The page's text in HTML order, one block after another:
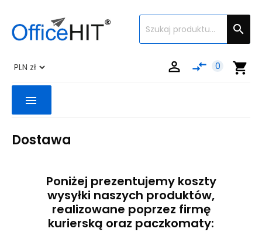

shopping_cart
compare_arrows 0

menu
Dostawa
Poniżej prezentujemy koszty
wysyłki naszych produktów,
realizowane poprzez firmę
kurierską oraz paczkomaty: